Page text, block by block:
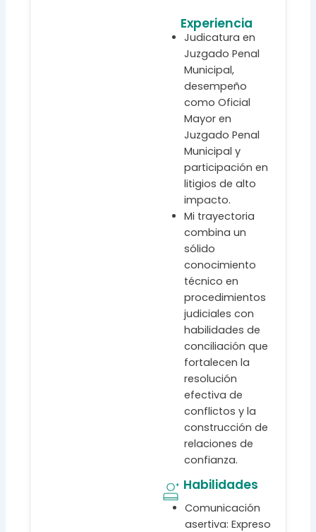
Experiencia
Judicatura en
Juzgado Penal
Municipal,
desempeño
como Oficial
Mayor en
Juzgado Penal
Municipal y
participación en
litigios de alto
impacto.
Mi trayectoria
combina un
sólido
conocimiento
técnico en
procedimientos
judiciales con
habilidades de
conciliación que
fortalecen la
resolución
efectiva de
conflictos y la
construcción de
relaciones de
confianza.
Habilidades
Comunicación
asertiva: Expreso